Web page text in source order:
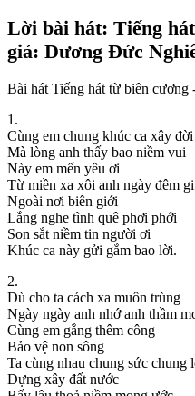
Lời bài hát: Tiếng
giả: Dương Đức
Bài hát Tiếng hát từ biên
1.
Cùng em chung khúc ca xây đời
Mà lòng anh thấy bao niềm vui
Này em mến yêu ơi
Từ miền xa xôi anh ngày đêm
Ngoài nơi biên giới
Lắng nghe tình quê phơi phới
Son sắt niềm tin người ơi
Khúc ca này gửi gắm bao lời.
2.
Dù cho ta cách xa muôn trùng
Ngày ngày anh nhớ anh thầm
Cùng em gắng thêm công
Bảo vệ non sông
Ta cùng nhau chung sức chung
Dựng xây đất nước